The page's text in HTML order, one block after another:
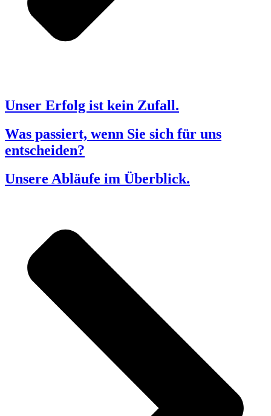
Unser Erfolg ist kein Zufall.
Was passiert, wenn Sie sich für uns
entscheiden?
Unsere Abläufe im Überblick.